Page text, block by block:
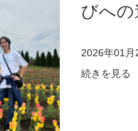
びへの
2026年01月
続きを見る